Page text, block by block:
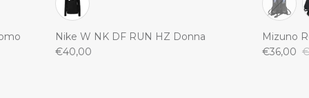
Nike W NK DF RUN HZ Donna
€40,00
Mizuno
€36,00